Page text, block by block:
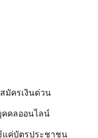
มัครเงินด่วน
คคลออนไลน์
แค่บัตรประชาชน